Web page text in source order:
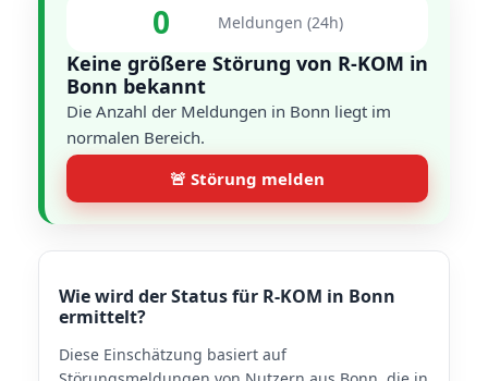
0 Meldungen (24h)
Keine größere Störung von R-KOM in
Bonn bekannt
Die Anzahl der Meldungen in Bonn liegt im
normalen Bereich.
🚨 Störung melden
Wie wird der Status für R-KOM in Bonn
ermittelt?
Diese Einschätzung basiert auf